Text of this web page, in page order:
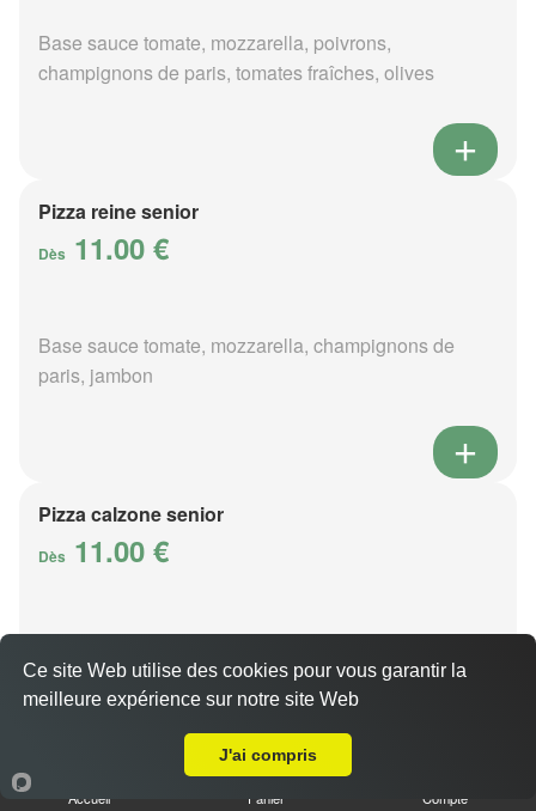
Base sauce tomate, mozzarella, poivrons,
champignons de paris, tomates fraîches, olives
Pizza reine senior
Dès 11.00 €
Base sauce tomate, mozzarella, champignons de
paris, jambon
Pizza calzone senior
Dès 11.00 €
paris, jambon
Accueil Panier Compte
Ce site Web utilise des cookies pour vous garantir la
meilleure expérience sur notre site Web
J'ai compris